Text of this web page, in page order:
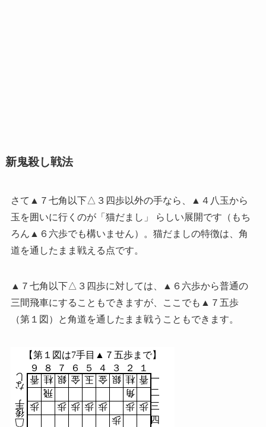
新鬼殺し戦法
さて▲７七角以下△３四歩以外の手なら、▲４八玉から
玉を囲いに行くのが「猫だまし」 らしい展開です（もち
ろん▲６六歩でも構いません）。猫だましの特徴は、角
道を通したまま戦える点です。
▲７七角以下△３四歩に対しては、▲６六歩から普通の
三間飛車にすることもできますが、ここでも▲７五歩
（第１図）と角道を通したまま戦うこともできます。
【第１図は7手目▲７五歩まで】
９
一
８
二
７
三
６
四
５ ４ ３ ２ １
香 桂 銀 金 玉 金 銀 桂 香
飛
角
歩
歩 歩 歩 歩 歩 歩
歩
し
な
手
後